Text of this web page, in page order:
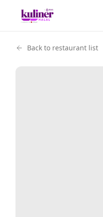
Back to restaurant list